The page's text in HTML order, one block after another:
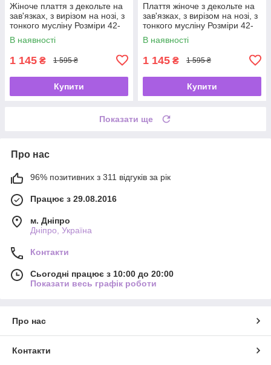
Жіноче плаття з декольте на
зав'язках, з вирізом на нозі, з
тонкого мусліну Розміри 42-
44, 46-48
В наявності
1 145 ₴ 1 595 ₴
Купити
Плаття жіноче з декольте на
зав'язках, з вирізом на нозі, з
тонкого мусліну Розміри 42-
44, 46-48
В наявності
1 145 ₴ 1 595 ₴
Купити
Показати ще
Про нас
96% позитивних з 311 відгуків за рік
Працює з 29.08.2016
м. Дніпро
Дніпро, Україна
Контакти
Сьогодні працює з 10:00 до 20:00
Показати весь графік роботи
Про нас
Контакти